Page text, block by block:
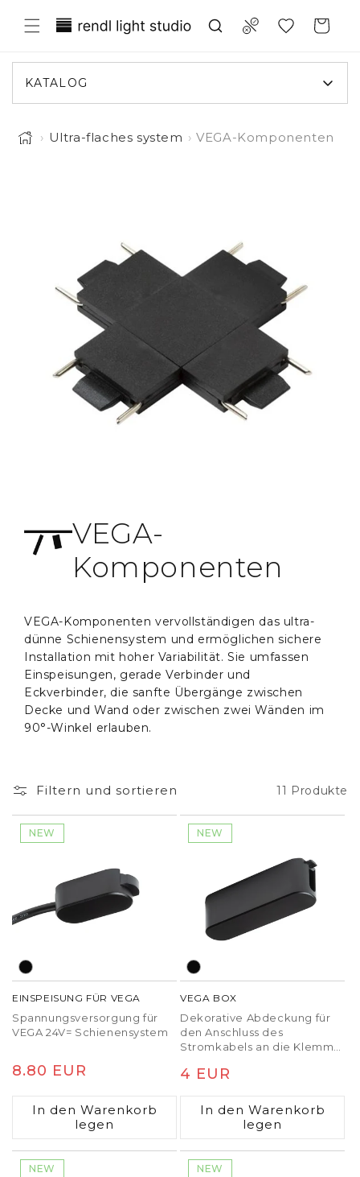
zum
Inhalt
Compare
Translation missing:
de.general.wishlist.title
Warenkorb
KATALOG
› Ultra-flaches system › VEGA-Komponenten
VEGA-
Komponenten
VEGA-Komponenten vervollständigen das ultra-
dünne Schienensystem und ermöglichen sichere
Installation mit hoher Variabilität. Sie umfassen
Einspeisungen, gerade Verbinder und
Eckverbinder, die sanfte Übergänge zwischen
Decke und Wand oder zwischen zwei Wänden im
90°-Winkel erlauben.
Filtern und sortieren 11 Produkte
NEW
EINSPEISUNG FÜR VEGA
Spannungsversorgung für
VEGA 24V= Schienensystem
Normaler
Preis
8.80 EUR
In den Warenkorb
legen
NEW
VEGA BOX
Dekorative Abdeckung für
den Anschluss des
Stromkabels an die Klemme
Normaler
Preis
4 EUR
In den Warenkorb
legen
NEW NEW